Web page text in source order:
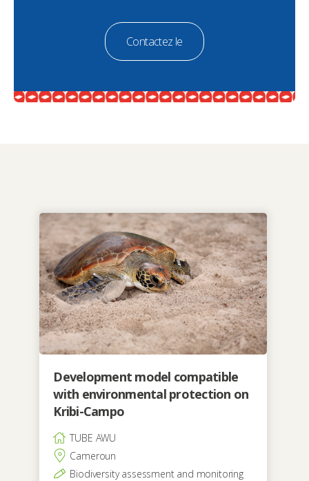
Contactez le
Development model compatible
with environmental protection on
Kribi-Campo
TUBE AWU
Cameroun
Biodiversity assessment and monitoring